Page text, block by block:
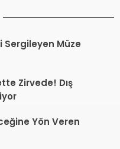
Sergileyen Müze
Zirvede! Dış
Yön Veren